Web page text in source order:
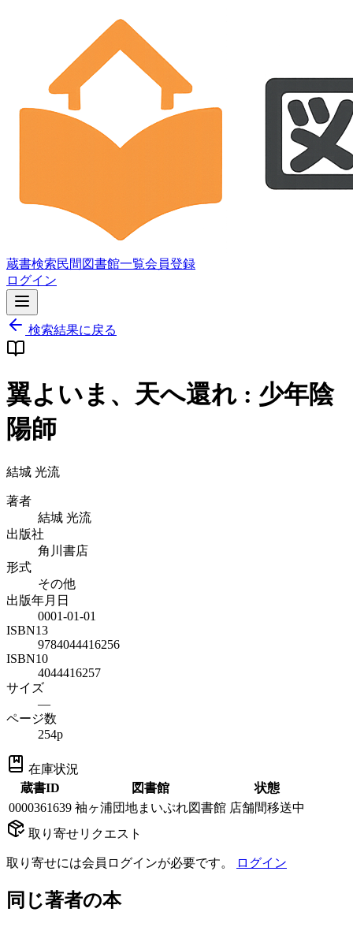
蔵書検索民間図書館一覧会員登録
ログイン
検索結果に戻る
翼よいま、天へ還れ : 少年陰
陽師
結城 光流
著者
結城 光流
出版社
角川書店
形式
その他
出版年月日
0001-01-01
ISBN13
9784044416256
ISBN10
4044416257
サイズ
—
ページ数
254p
在庫状況
蔵書ID
図書館
状態
0000361639 袖ヶ浦団地まいぷれ図書館 店舗間移送中
取り寄せリクエスト
取り寄せには会員ログインが必要です。 ログイン
同じ著者の本